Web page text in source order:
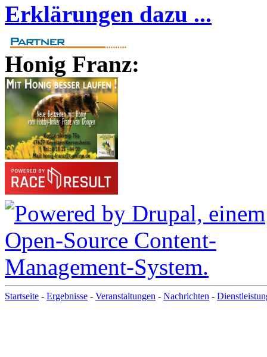
Erklärungen dazu ...
Honig Franz:
Startseite - Ergebnisse - Veranstaltungen - Nachrichten -